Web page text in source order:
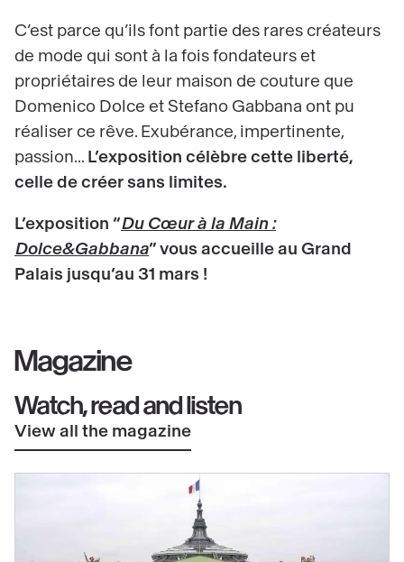
C’est parce qu’ils font partie des rares créateurs
de mode qui sont à la fois fondateurs et
propriétaires de leur maison de couture que
Domenico Dolce et Stefano Gabbana ont pu
réaliser ce rêve. Exubérance, impertinente,
passion... L’exposition célèbre cette liberté,
celle de créer sans limites.
L’exposition “Du Cœur à la Main :
Dolce&Gabbana” vous accueille au Grand
Palais jusqu’au 31 mars !
Magazine
Watch, read and listen
View all the magazine